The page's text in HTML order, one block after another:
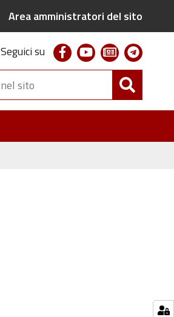
Area amministratori del sito
Seguici su facebookyoutubenewsletter
Cerca
nel
sito